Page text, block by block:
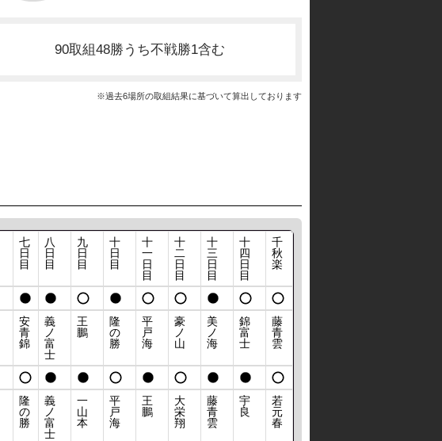
90取組48勝うち不戦勝1含む
※過去6場所の取組結果に基づいて算出しております
七
日
目
八
日
目
九
日
目
十
日
目
十
一
日
目
十
二
日
目
十
三
日
目
十
四
日
目
千
秋
楽
安
青
錦
義
ノ
富
士
王
鵬
隆
の
勝
平
戸
海
豪
ノ
山
美
ノ
海
錦
富
士
藤
青
雲
隆
の
勝
義
ノ
富
士
一
山
本
平
戸
海
王
鵬
大
栄
翔
藤
青
雲
宇
良
若
元
春